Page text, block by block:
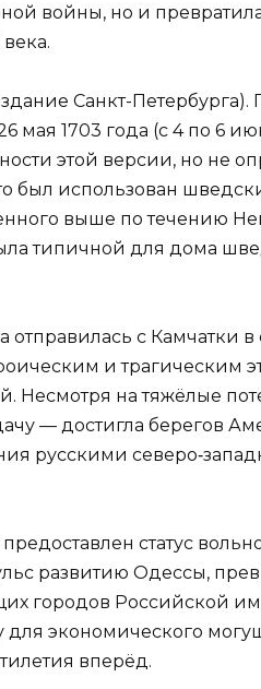
войны, но и
Санкт-Петербурга).
мая 1703 года (с 4 по 6
этой версии, но не
был использован
выше по течению
типичной для дома
с Камчатки в
и трагическим
Несмотря на тяжёлые
— достигла берегов
русскими
статус
развитию Одессы,
городов Российской
экономического
вперёд.